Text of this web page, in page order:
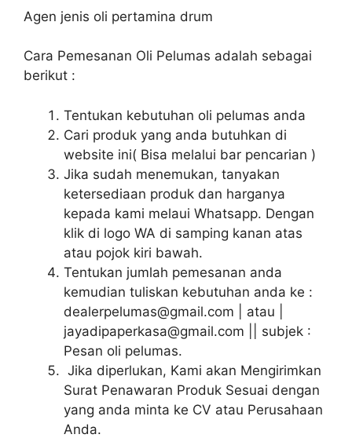
Agen jenis oli pertamina drum
Cara Pemesanan Oli Pelumas adalah sebagai
berikut :
Tentukan kebutuhan oli pelumas anda
Cari produk yang anda butuhkan di
website ini( Bisa melalui bar pencarian )
Jika sudah menemukan, tanyakan
ketersediaan produk dan harganya
kepada kami melaui Whatsapp. Dengan
klik di logo WA di samping kanan atas
atau pojok kiri bawah.
Tentukan jumlah pemesanan anda
kemudian tuliskan kebutuhan anda ke :
dealerpelumas@gmail.com | atau |
jayadipaperkasa@gmail.com || subjek :
Pesan oli pelumas.
Jika diperlukan, Kami akan Mengirimkan
Surat Penawaran Produk Sesuai dengan
yang anda minta ke CV atau Perusahaan
Anda.